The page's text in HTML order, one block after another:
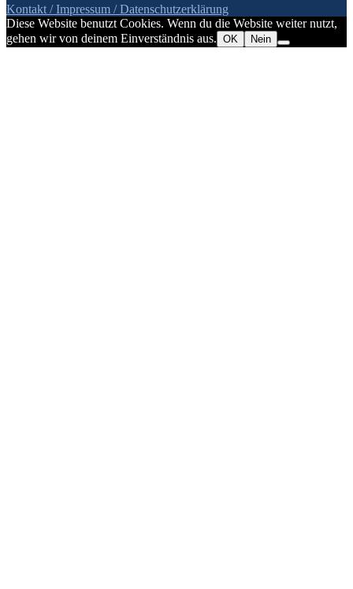
Kontakt / Impressum / Datenschutzerklärung
Diese Website benutzt Cookies. Wenn du die Website weiter nutzt,
gehen wir von deinem Einverständnis aus. OK Nein